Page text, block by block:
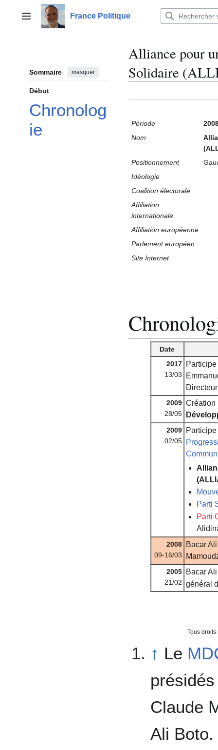
contenuMenu principalFrance Politique
Sommaire masquer
Début
Chronolog
ie
Alliance pour
Solidaire
Période
Nom
Positionnement
Idéologie
Coalition électorale
Affiliation
internationale
Affiliation européenne
Parlement européen
Site Internet
Date
2017
13/03
2009
28/05
Création
2009
02/05
Parti
Parti
2008
09-16/03
Bacar
2005
21/02
Bacar
général
Tous
↑ Le
Claude
Ali